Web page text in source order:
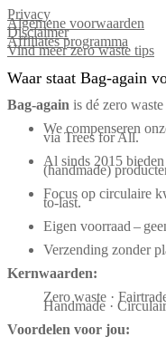
Privacy
Algemene voorwaarden
Disclaimer
Affiliates programma
Vind meer zero waste tips
Waar staat Bag-again
Bag‑again is dé zero
We compenseren
via Trees for All.
Al sinds 2015
(handmade)
Focus op circulaire
to-last.
Eigen voorraad –
Verzending zonder
Kernwaarden:
Zero waste ·
Handmade ·
Voordelen voor jou: